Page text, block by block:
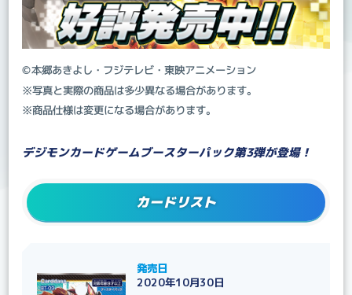
©本郷あきよし・フジテレビ・東映アニメーション
※写真と実際の商品は多少異なる場合があります。
※商品仕様は変更になる場合があります。
デジモンカードゲームブースターパック第3弾が登場！
カードリスト
発売日
2020年10月30日